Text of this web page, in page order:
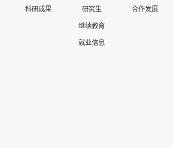
科研成果 研究生
继续教育
就业信息
合作发展